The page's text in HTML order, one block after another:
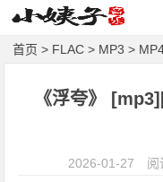
首页 > FLAC > MP3 >
《浮夸》
2026-01-27 阅